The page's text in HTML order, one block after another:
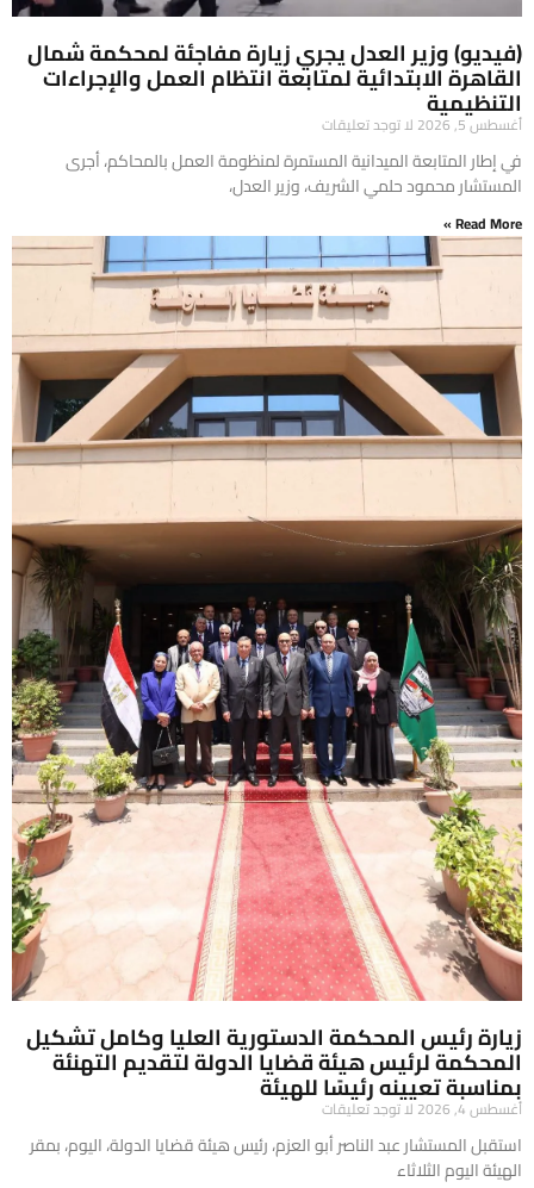
(فيديو) وزير العدل يجري زيارة مفاجئة لمحكمة شمال
القاهرة الابتدائية لمتابعة انتظام العمل والإجراءات
التنظيمية
أغسطس 5, 2026 لا توجد تعليقات
في إطار المتابعة الميدانية المستمرة لمنظومة العمل بالمحاكم، أجرى
المستشار محمود حلمي الشريف، وزير العدل،
Read More »
زيارة رئيس المحكمة الدستورية العليا وكامل تشكيل
المحكمة لرئيس هيئة قضايا الدولة لتقديم التهنئة
بمناسبة تعيينه رئيسًا للهيئة
أغسطس 4, 2026 لا توجد تعليقات
​استقبل المستشار عبد الناصر أبو العزم، رئيس هيئة قضايا الدولة، اليوم، بمقر
الهيئة اليوم الثلاثاء